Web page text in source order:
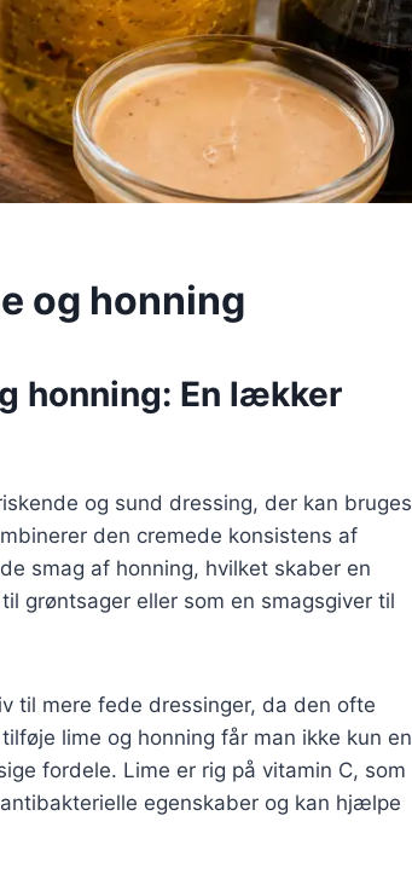
og honning
honning: En lækker
og sund dressing, der kan bruges
den cremede konsistens af
smag af honning, hvilket skaber en
grøntsager eller som en smagsgiver til
til mere fede dressinger, da den ofte
lime og honning får man ikke kun en
fordele. Lime er rig på vitamin C, som
egenskaber og kan hjælpe